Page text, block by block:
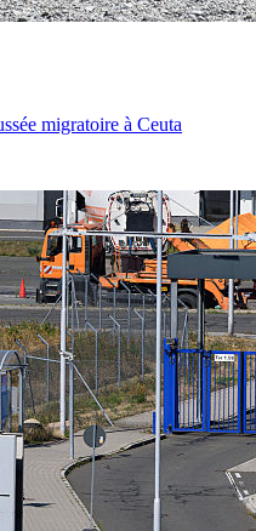
migratoire à Ceuta